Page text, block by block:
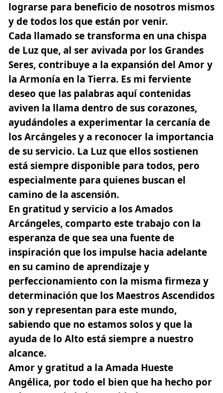
lograrse para beneficio de nosotros mismos
y de todos los que están por venir.
Cada llamado se transforma en una chispa
de Luz que, al ser avivada por los Grandes
Seres, contribuye a la expansión del Amor y
la Armonía en la Tierra. Es mi ferviente
deseo que las palabras aquí contenidas
aviven la llama dentro de sus corazones,
ayudándoles a experimentar la cercanía de
los Arcángeles y a reconocer la importancia
de su servicio. La Luz que ellos sostienen
está siempre disponible para todos, pero
especialmente para quienes buscan el
camino de la ascensión.
En gratitud y servicio a los Amados
Arcángeles, comparto este trabajo con la
esperanza de que sea una fuente de
inspiración que los impulse hacia adelante
en su camino de aprendizaje y
perfeccionamiento con la misma firmeza y
determinación que los Maestros Ascendidos
son y representan para este mundo,
sabiendo que no estamos solos y que la
ayuda de lo Alto está siempre a nuestro
alcance.
Amor y gratitud a la Amada Hueste
Angélica, por todo el bien que ha hecho por